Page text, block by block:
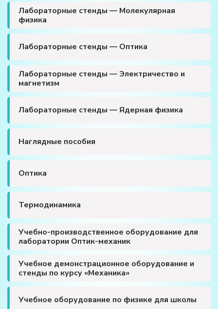
Лабораторные стенды — Молекулярная
физика
Лабораторные стенды — Оптика
Лабораторные стенды — Электричество и
магнетизм
Лабораторные стенды — Ядерная физика
Наглядные пособия
Оптика
Термодинамика
Учебно-производственное оборудование для
лаборатории Оптик-механик
Учебное демонстрационное оборудование и
стенды по курсу «Механика»
Учебное оборудование по физике для школы